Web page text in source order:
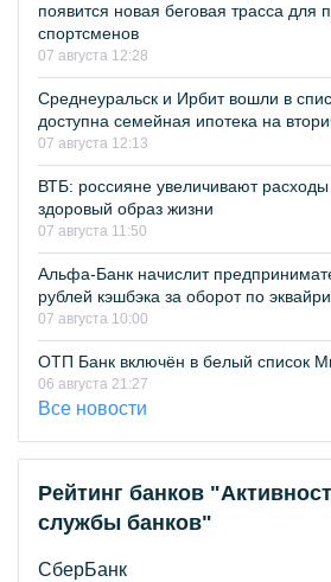
появится новая беговая трасса для
спортсменов
07 августа 12:28
Среднеуральск и Ирбит вошли в
доступна семейная ипотека на
07 августа 12:13
ВТБ: россияне увеличивают расходы
здоровый образ жизни
07 августа 11:50
Альфа-Банк начислит
рублей кэшбэка за оборот по
07 августа 10:00
ОТП Банк включён в белый список
06 августа 21:27
Все новости
Рейтинг банков
службы банков"
СберБанк